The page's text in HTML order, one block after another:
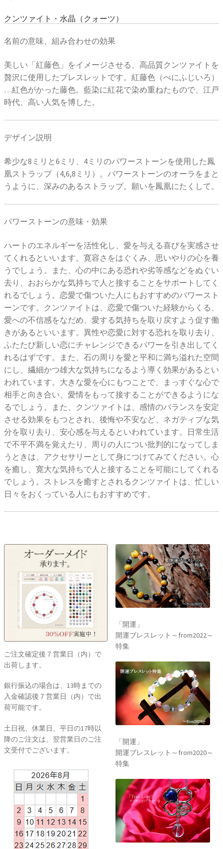
クンツァイト・水晶（クォーツ）
名前の意味、組み合わせの効果
美しい「紅藤色」をイメージさせる、高品質クンツァイトを
贅沢に使用したブレスレットです。紅藤色（べにふじいろ）
…紅色がかった藤色。藍染に紅花で染め重ねたもので、江戸
時代、高い人気を博した。
デザイン説明
希少な8ミリと6ミリ、4ミリのパワーストーンを使用した鳳
凰ストラップ（4,6,8ミリ）。パワーストーンのオーラをまと
うように、深みのあるストラップ。願いを鳳凰にたくして。
パワーストーンの意味・効果
ハートのエネルギーを活性化し、愛を与える喜びを実感させ
てくれるといいます。寛容さをはぐくみ、思いやりの心を養
うでしょう。また、心の中にある恐れや劣等感などをぬぐい
去り、おおらかな気持ちで人と接することをサポートしてく
れるでしょう。恋愛で傷ついた人にもおすすめのパワースト
ーンです。クンツァイトは、恋愛で傷ついた経験からくる、
愛への不信感をなだめ、愛する気持ちを取り戻すよう促す働
きがあるといいます。異性や恋愛に対する恐れを取り去り、
ふたたび新しい恋にチャレンジできるパワーを引き出してく
れるはずです。また、石の周りを愛と平和に満ち溢れた空間
にし、繊細かつ雄大な気持ちになるよう導く効果があるとい
われています。大きな愛を心にもつことで、まっすぐな心で
相手と向き合い、愛情をもって接することができるようにな
るでしょう。また、クンツァイトは、感情のバランスを安定
させる効果をもつとされ、後悔や不安など、ネガティブな気
分を取り去り、安心感を与えるといわれています。日常生活
で不平不満を覚えたり、周りの人につい批判的になってしま
うときは、アクセサリーとして身につけてみてください。心
を癒し、寛大な気持ちで人と接することを可能にしてくれる
でしょう。ストレスを癒すとされるクンツァイトは、忙しい
日々をおくっている人にもおすすめです。
ご注文確定後７営業日（内）で
出荷します。
銀行振込の場合は、13時までの
入金確認後７営業日（内）で出
荷可能です。
土日祝、休業日、平日の17時以
降のご注文は、翌営業日のご注
文受付でございます。
「開運」
開運ブレスレット～from2022～
特集
「開運」
開運ブレスレット～from2020～
特集